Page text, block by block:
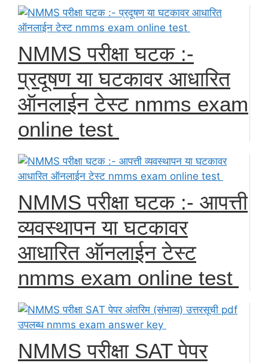
NMMS परीक्षा घटक :-
प्रदूषण या घटकावर आधारित
ऑनलाईन टेस्ट nmms exam
online test
NMMS परीक्षा घटक :- आपत्ती
व्यवस्थापन या घटकावर
आधारित ऑनलाईन टेस्ट
nmms exam online test
NMMS परीक्षा SAT पेपर